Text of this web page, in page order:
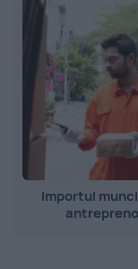
Importul